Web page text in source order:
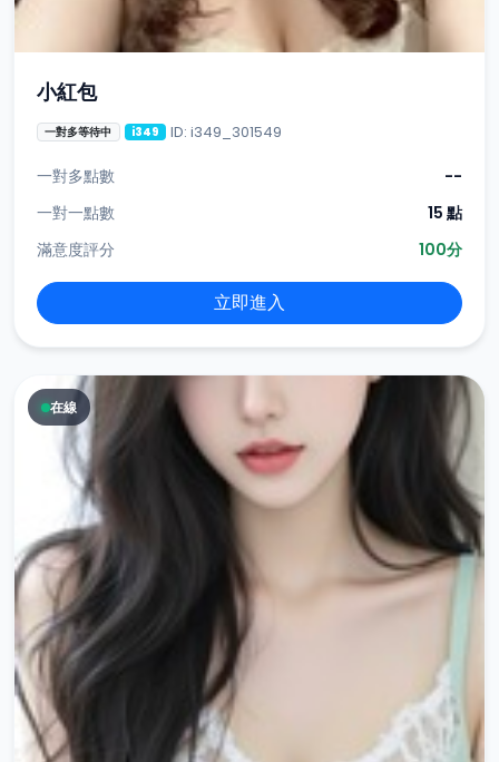
小紅包
一對多等待中 i349 ID: i349_301549
一對多點數
--
一對一點數
15 點
滿意度評分
100分
立即進入
在線